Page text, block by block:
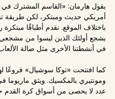
يقول هارمان: «القاسم المشترك
أمريكي حديث ومبتكر، لكن طريقة
باختلاف الموقع. نقدم أطباقًا
يشجع أولئك الذين ليسوا من مشجعي
في أنشطتنا الأخرى مثل صالة
كما افتتحت «توكا سوشيال» فروعًا
ومونتيري بالمكسيك. ويثق
عدد لا يحصى من أسواق كرة القدم